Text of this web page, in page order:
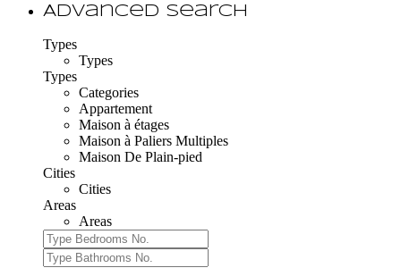
Advanced Search
Types
Types
Types
Categories
Appartement
Maison à étages
Maison à Paliers Multiples
Maison De Plain-pied
Cities
Cities
Areas
Areas